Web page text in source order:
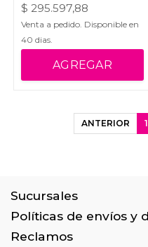
$ 295.597,88
Venta a pedido. Disponible en
40 dias.
AGREGAR
ANTERIOR 1
Sucursales
Políticas de envíos y
Reclamos